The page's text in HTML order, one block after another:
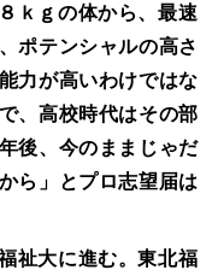
ｋｇの体から、最速
ポテンシャルの高さ
力が高いわけではな
、高校時代はその部
後、今のままじゃだ
ら」とプロ志望届は
祉大に進む。東北福